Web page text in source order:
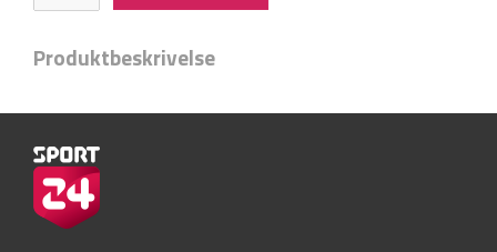
Produktbeskrivelse